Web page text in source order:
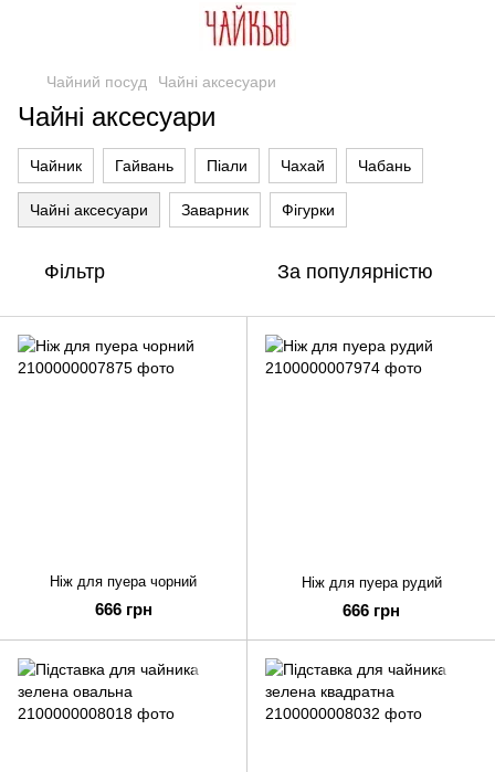
Чайний посуд Чайні аксесуари
Чайні аксесуари
Чайник Гайвань Піали Чахай Чабань
Чайні аксесуари Заварник Фігурки
Фільтр За популярністю
Ніж для пуера чорний
666 грн
Ніж для пуера рудий
666 грн